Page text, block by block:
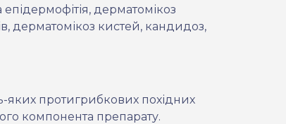
дерматомікоз
дерматомікоз кистей, кандидоз,
яких протигрибкових похідних
компонента препарату.